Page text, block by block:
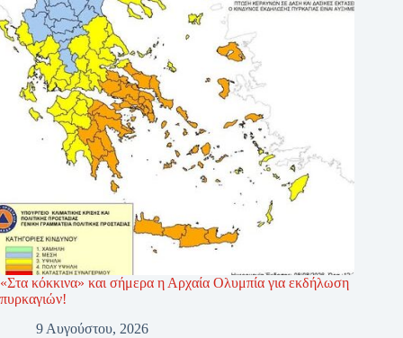
«Στα κόκκινα» και σήμερα η Αρχαία Ολυμπία για εκδήλωση
πυρκαγιών!
9 Αυγούστου, 2026